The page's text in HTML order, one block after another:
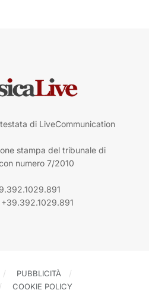
di LiveCommunication
stampa del tribunale di
numero 7/2010
PUBBLICITÀ
COOKIE POLICY